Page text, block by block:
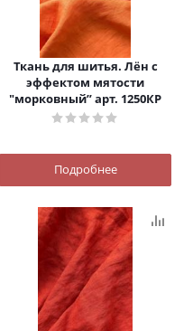
Ткань для шитья. Лён с
эффектом мятости
"морковный” арт. 1250КР
Подробнее